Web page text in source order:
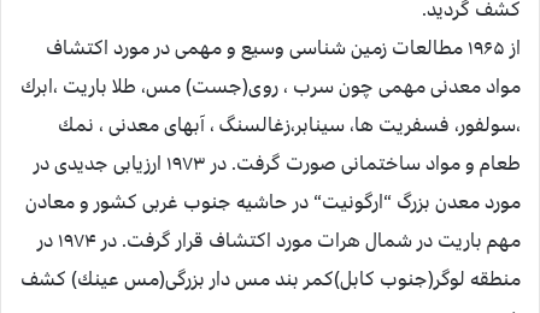
كشف گردید.
از ۱۹۶۵ مطالعات زمین شناسی وسیع و مهمی در مورد اكتشاف
مواد معدنی مهمی چون سرب ، روی(جست) مس، طلا باریت ،ابرك
،سولفور، فسفریت ها، سینابر،زغالسنگ ، آبهای معدنی ، نمك
طعام و مواد ساختمانی صورت گرفت. در ۱۹۷۳ ارزیابی جدیدی در
مورد معدن بزرگ “ارگونیت“ در حاشیه جنوب غربی كشور و معادن
مهم باریت در شمال هرات مورد اكتشاف قرار گرفت. در ۱۹۷۴ در
منطقه لوگر(جنوب كابل)كمر بند مس دار بزرگی(مس عینك) كشف